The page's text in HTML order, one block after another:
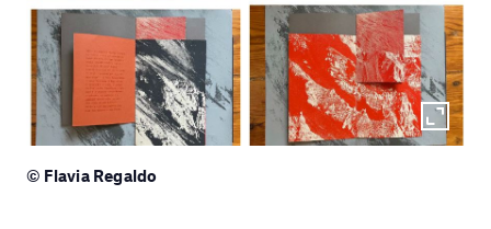
© Flavia Regaldo